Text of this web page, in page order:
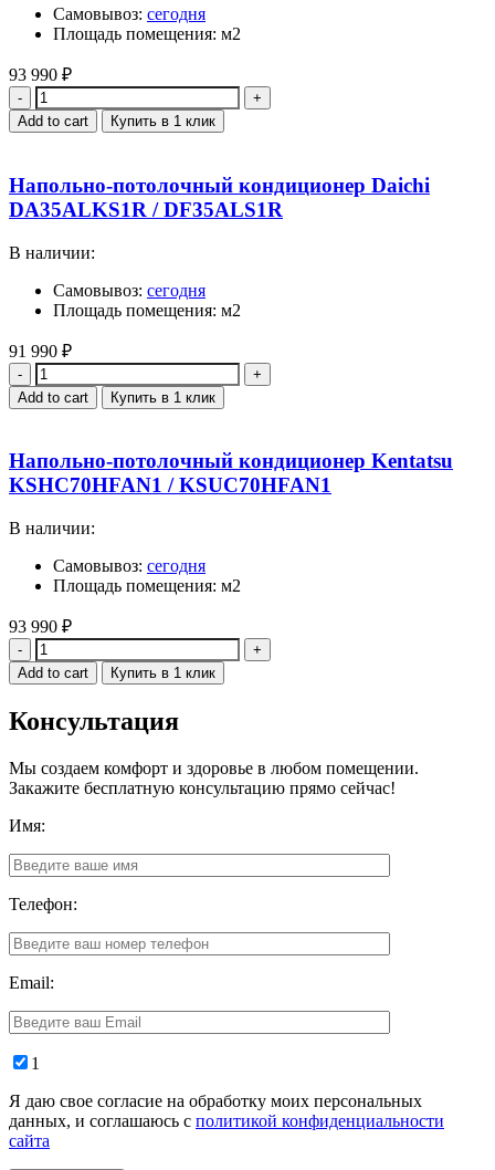
Самовывоз: сегодня
Площадь помещения: м2
93 990 ₽
Quantity
Add to cart Купить в 1 клик
Напольно-потолочный кондиционер Daichi
DA35ALKS1R / DF35ALS1R
В наличии:
Самовывоз: сегодня
Площадь помещения: м2
91 990 ₽
Quantity
Add to cart Купить в 1 клик
Напольно-потолочный кондиционер Kentatsu
KSHC70HFAN1 / KSUC70HFAN1
В наличии:
Самовывоз: сегодня
Площадь помещения: м2
93 990 ₽
Quantity
Add to cart Купить в 1 клик
Консультация
Мы создаем комфорт и здоровье в любом помещении.
Закажите бесплатную консультацию прямо сейчас!
Имя:
Телефон:
Email:
1
Я даю свое согласие на обработку моих персональных
данных, и соглашаюсь с политикой конфиденциальности
сайта